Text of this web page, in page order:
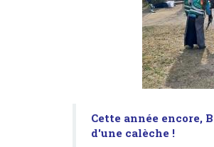
Cette année encore,
d'une calèche !